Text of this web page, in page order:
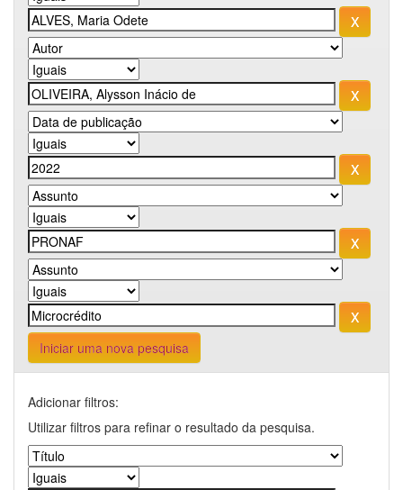
Iniciar uma nova pesquisa
Adicionar filtros:
Utilizar filtros para refinar o resultado da pesquisa.